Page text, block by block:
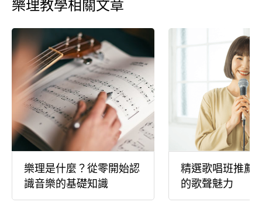
樂理教學相關文章
樂理是什麼？從零開始認
識音樂的基礎知識
精選歌唱班推薦
的歌聲魅力